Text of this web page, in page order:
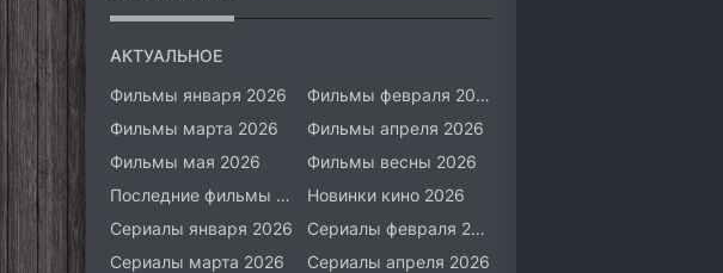
АКТУАЛЬНОЕ
Фильмы января 2026
Фильмы февраля 2026
Фильмы марта 2026
Фильмы апреля 2026
Фильмы мая 2026
Фильмы весны 2026
Последние фильмы 2026
Новинки кино 2026
Сериалы января 2026
Сериалы февраля 2026
Сериалы марта 2026
Сериалы апреля 2026